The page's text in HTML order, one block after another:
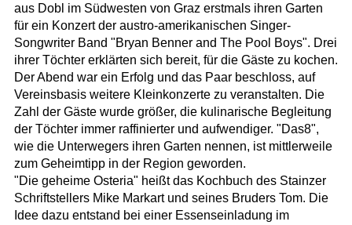
aus Dobl im Südwesten von Graz erstmals ihren Garten
für ein Konzert der austro-amerikanischen Singer-
Songwriter Band "Bryan Benner and The Pool Boys". Drei
ihrer Töchter erklärten sich bereit, für die Gäste zu kochen.
Der Abend war ein Erfolg und das Paar beschloss, auf
Vereinsbasis weitere Kleinkonzerte zu veranstalten. Die
Zahl der Gäste wurde größer, die kulinarische Begleitung
der Töchter immer raffinierter und aufwendiger. "Das8",
wie die Unterwegers ihren Garten nennen, ist mittlerweile
zum Geheimtipp in der Region geworden.
"Die geheime Osteria" heißt das Kochbuch des Stainzer
Schriftstellers Mike Markart und seines Bruders Tom. Die
Idee dazu entstand bei einer Essenseinladung im